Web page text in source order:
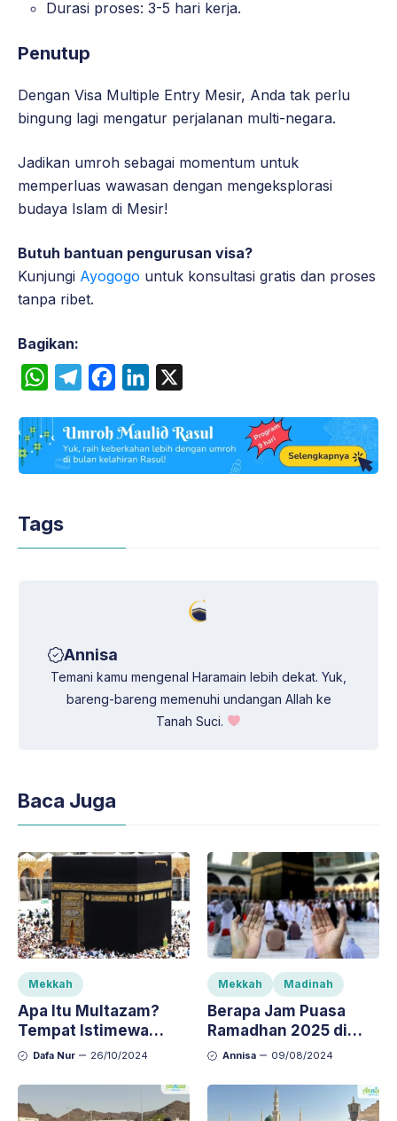
Durasi proses: 3-5 hari kerja.
Penutup
Dengan Visa Multiple Entry Mesir, Anda tak perlu
bingung lagi mengatur perjalanan multi-negara.
Jadikan umroh sebagai momentum untuk
memperluas wawasan dengan mengeksplorasi
budaya Islam di Mesir!
Butuh bantuan pengurusan visa?
Kunjungi Ayogogo untuk konsultasi gratis dan proses
tanpa ribet.
Bagikan:
W
a
p
l
e
c
e
n
k
Tags
Annisa
Temani kamu mengenal Haramain lebih dekat. Yuk,
bareng-bareng memenuhi undangan Allah ke
Tanah Suci.
Baca Juga
Mekkah
Apa Itu Multazam?
Tempat Istimewa
untuk Berdoa di
Dafa Nur 26/10/2024
Mekkah Madinah
Berapa Jam Puasa
Ramadhan 2025 di
Tanah Suci, Arab
Annisa 09/08/2024